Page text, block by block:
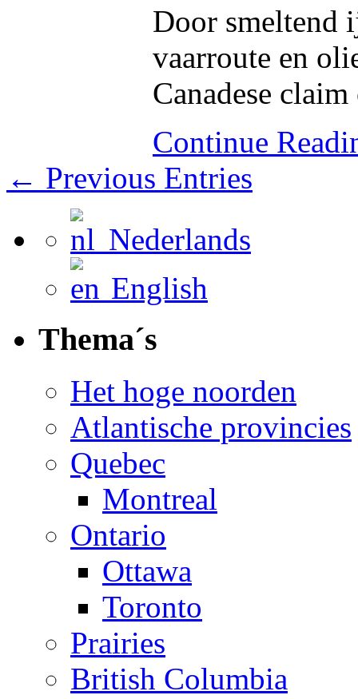
Door smeltend
vaarroute en
Canadese
Continue
← Previous Entries
Nederlands
English
Thema´s
Het hoge noorden
Atlantische provincies
Quebec
Montreal
Ontario
Ottawa
Toronto
Prairies
British Columbia